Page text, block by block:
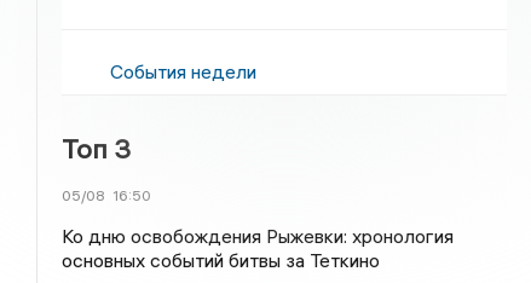
События недели
Топ 3
05/08 16:50
Ко дню освобождения Рыжевки: хронология
основных событий битвы за Теткино